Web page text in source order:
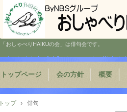
「おしゃべりHAIKUの会」は俳句会です。
トップページ 会の方針 概要
トップ › 俳句